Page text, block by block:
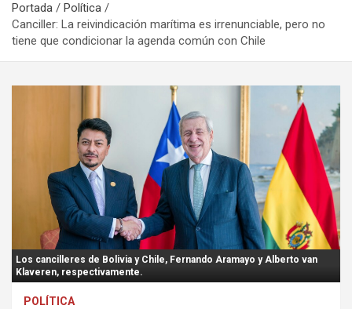
e
r
t
Portada
Política
Canciller: La reivindicación marítima es irrenunciable, pero no
tiene que condicionar la agenda común con Chile
Los cancilleres de Bolivia y Chile, Fernando Aramayo y Alberto van
Klaveren, respectivamente.
POLÍTICA